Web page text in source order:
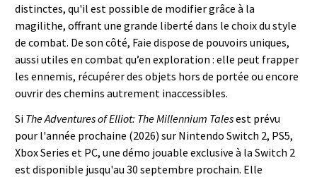
distinctes, qu'il est possible de modifier grâce à la
magilithe, offrant une grande liberté dans le choix du style
de combat. De son côté, Faie dispose de pouvoirs uniques,
aussi utiles en combat qu’en exploration : elle peut frapper
les ennemis, récupérer des objets hors de portée ou encore
ouvrir des chemins autrement inaccessibles.
Si The Adventures of Elliot: The Millennium Talesest prévu
pour l'année prochaine (2026) sur Nintendo Switch 2, PS5,
Xbox Series et PC, une démo jouable exclusive à la Switch 2
est disponible jusqu'au 30 septembre prochain. Elle